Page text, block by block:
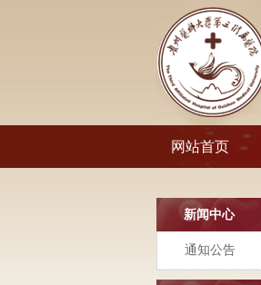
网站首页
新闻中心
通知公告